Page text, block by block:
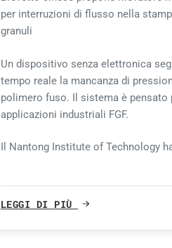
per interruzioni di flusso nella
granuli
Un dispositivo senza elettronica
tempo reale la mancanza di
polimero fuso. Il sistema è pensato
applicazioni industriali FGF.
Il Nantong Institute of Technology
LEGGI DI PIÙ